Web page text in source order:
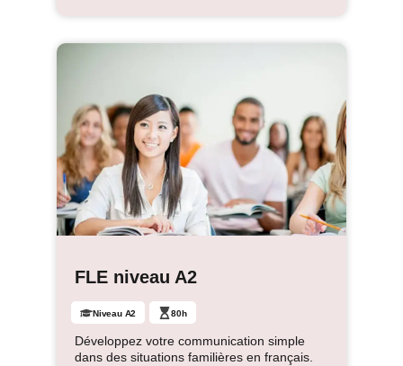
FLE niveau A2
Niveau A2 80h
Développez votre communication simple
dans des situations familières en français.